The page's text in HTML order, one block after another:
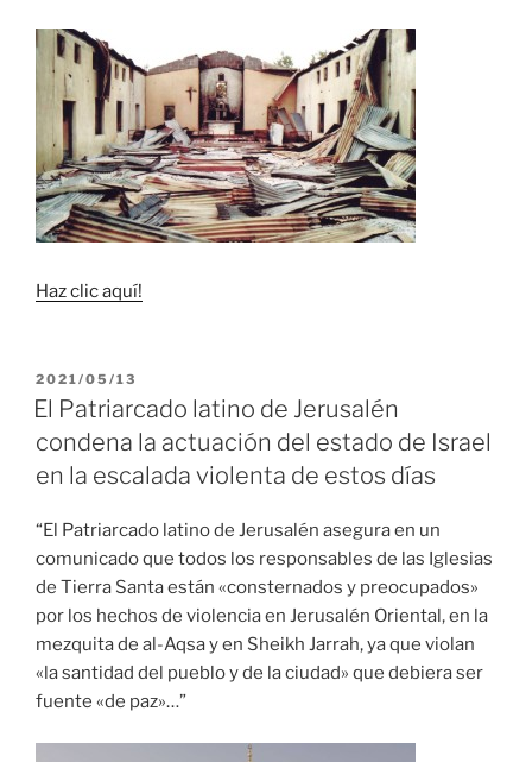
Haz clic aquí!
PUBLICADO
EL
2021/05/13
El Patriarcado latino de Jerusalén
condena la actuación del estado de Israel
en la escalada violenta de estos días
“El Patriarcado latino de Jerusalén asegura en un
comunicado que todos los responsables de las Iglesias
de Tierra Santa están «consternados y preocupados»
por los hechos de violencia en Jerusalén Oriental, en la
mezquita de al-Aqsa y en Sheikh Jarrah, ya que violan
«la santidad del pueblo y de la ciudad» que debiera ser
fuente «de paz»…”